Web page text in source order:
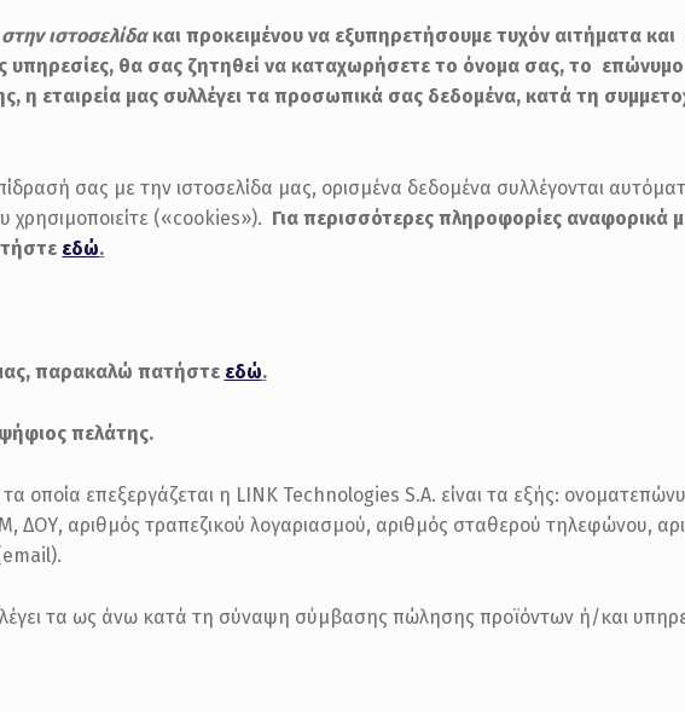
ιστοσελίδακαι προκειμένου να εξυπηρετήσουμε τυχόν αιτήματα και
υπηρεσίες, θα σας ζητηθεί να καταχωρήσετε το όνομα σας, το
η εταιρεία μας συλλέγει τα προσωπικά σας δεδομένα, κατά τη
σας με την ιστοσελίδα μας, ορισμένα δεδομένα συλλέγονται
χρησιμοποιείτε («cookies»). Για περισσότερες πληροφορίες αναφορικά
εδώ.
παρακαλώ πατήστε εδώ.
πελάτης.
οποία επεξεργάζεται η LINK Technologies S.A. είναι τα εξής:
ΔΟΥ, αριθμός τραπεζικού λογαριασμού, αριθμός σταθερού τηλεφώνου,
τα ως άνω κατά τη σύναψη σύμβασης πώλησης προϊόντων ή/και